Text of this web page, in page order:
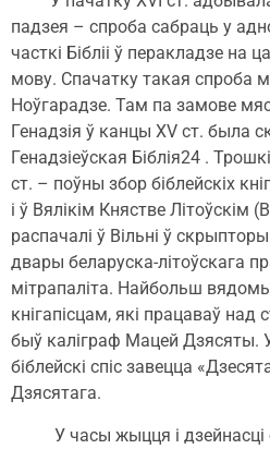
падзея – спроба сабраць у
часткі Бібліі ў перакладзе на
мову. Спачатку такая спроба
Ноўгарадзе. Там па замове
Генадзія ў канцы XV ст. была
Генадзіеўская Біблія24 .
ст. – поўны збор біблейскіх
і ў Вялікім Княстве Літоўскім
распачалі ў Вільні ў
двары беларуска-літоўскага
мітрапаліта. Найбольш
кнігапісцам, які працаваў над
быў каліграф Мацей Дзясяты.
біблейскі спіс завецца
Дзясятага.
У часы жыцця і дзейнасці